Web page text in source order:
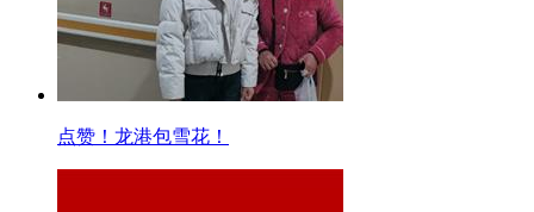
点赞！龙港包雪花！